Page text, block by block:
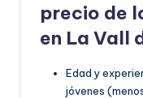
precio de
en La Vall
Edad y
jóvenes